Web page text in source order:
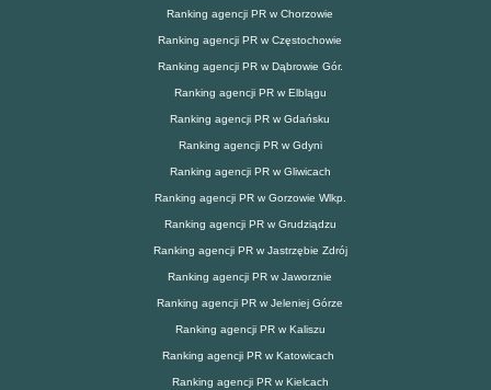
Ranking agencji PR w Chorzowie
Ranking agencji PR w Częstochowie
Ranking agencji PR w Dąbrowie Gór.
Ranking agencji PR w Elblągu
Ranking agencji PR w Gdańsku
Ranking agencji PR w Gdyni
Ranking agencji PR w Gliwicach
Ranking agencji PR w Gorzowie Wlkp.
Ranking agencji PR w Grudziądzu
Ranking agencji PR w Jastrzębie Zdrój
Ranking agencji PR w Jaworznie
Ranking agencji PR w Jeleniej Górze
Ranking agencji PR w Kaliszu
Ranking agencji PR w Katowicach
Ranking agencji PR w Kielcach